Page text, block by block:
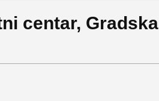
centar, Gradska